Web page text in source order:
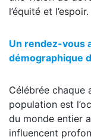
l’équité et l’espoir.
Un rendez-vous
démographique
Célébrée chaque
population est
du monde entier
influencent